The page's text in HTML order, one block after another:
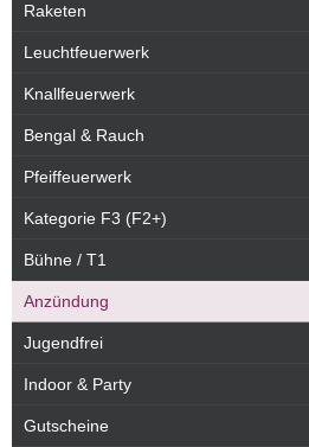
Raketen
Leuchtfeuerwerk
Knallfeuerwerk
Bengal & Rauch
Pfeiffeuerwerk
Kategorie F3 (F2+)
Bühne / T1
Anzündung
Jugendfrei
Indoor & Party
Gutscheine